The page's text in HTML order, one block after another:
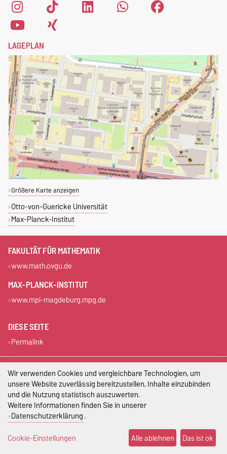
fülle einfach das
Anmeldeformular
LAGEPLAN
Größere Karte anzeigen
Otto-von-Guericke Universität
Max-Planck-Institut
FAKULTÄT FÜR MATHEMATIK
www.math.ovgu.de
MAX-PLANCK-INSTITUT
www.mpi-magdeburg.mpg.de
DIESE SEITE
Permalink
Impressum
Datenschutz
Barrierefreiheit
Cookie-Einstellungen
Wir verwenden Cookies und vergleichbare Technologien, um
unsere Website zuverlässig bereitzustellen, Inhalte einzubinden
und die Nutzung statistisch auszuwerten.
Weitere Informationen finden Sie in unserer
Datenschutzerklärung.
Cookie-Einstellungen
Alle ablehnen Das ist ok